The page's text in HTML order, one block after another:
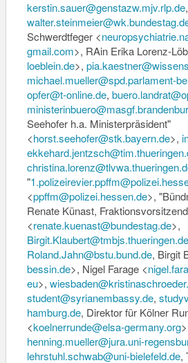
kerstin.sauer@genstazw.mjv.rlp.de,
walter.steinmeier@wk.
Schwerdtfeger <
gmail.com>, RAin Erika Lorenz-
loeblein.de>, pia.kaestner@
michael.mueller@spd.parlament-
opfer@t-online.de,
ministerinbuero@masgf.
Seehofer h.a. Ministerpräsident"
<horst.seehofer@stk.bayern.de>,
ekkehard.jentzsch@tim.
christina.lorenz@tlvwa.
"1.polizeirevier.ppffm@
<ppffm@polizei.hessen.de>,
Renate Künast,
<renate.kuenast@bundestag.de>,
Birgit.Klaubert@tmbjs.thueringen.de
Roland.Jahn@bstu.bund.de, Birgit
bessin.de>, Nigel Farage <
eu>,
student@syrianembassy.de,
hamburg.de, Direktor für Kölner
<koelnerrunde@elsa-germany.org
henning.mueller@jura.uni-
lehrstuhl.schwab@uni-bielefeld.de,